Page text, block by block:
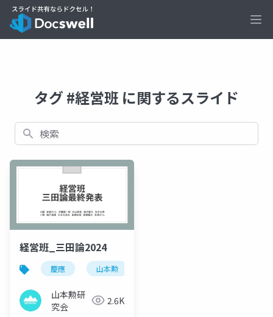
タグ #経営班 に関するスライド
検索
経営班_三田論2024
慶應 山本勲
山本勲研
究会
2.6K